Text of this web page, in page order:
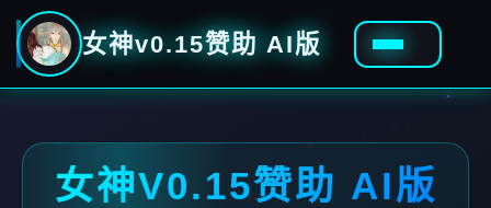
女神v0.15赞助 AI版
女神V0.15赞助 AI版